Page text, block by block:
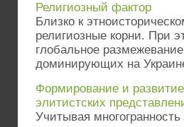
Религиозный фактор
Близко к
религиозные корни. При
глобальное
доминирующих на
Формирование и
элитистских
Учитывая